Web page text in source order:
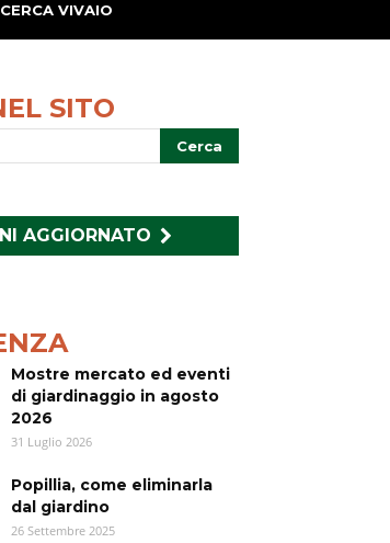
CERCA VIVAIO
SITO
AGGIORNATO
Mostre mercato ed eventi
di giardinaggio in agosto
2026
31 Luglio 2026
Popillia, come eliminarla
dal giardino
26 Settembre 2025